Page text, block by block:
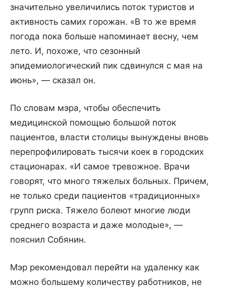
значительно увеличились поток туристов и
активность самих горожан. «В то же время
погода пока больше напоминает весну, чем
лето. И, похоже, что сезонный
эпидемиологический пик сдвинулся с мая на
июнь», — сказал он.
По словам мэра, чтобы обеспечить
медицинской помощью большой поток
пациентов, власти столицы вынуждены вновь
перепрофилировать тысячи коек в городских
стационарах. «И самое тревожное. Врачи
говорят, что много тяжелых больных. Причем,
не только среди пациентов «традиционных»
групп риска. Тяжело болеют многие люди
среднего возраста и даже молодые», —
пояснил Собянин.
Мэр рекомендовал перейти на удаленку как
можно большему количеству работников, не